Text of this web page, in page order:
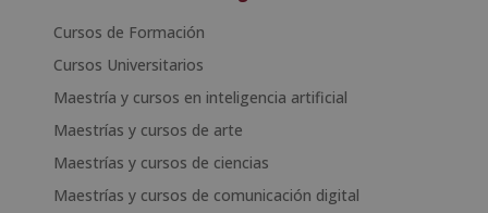
Cursos de Formación
Cursos Universitarios
Maestría y cursos en inteligencia artificial
Maestrías y cursos de arte
Maestrías y cursos de ciencias
Maestrías y cursos de comunicación digital